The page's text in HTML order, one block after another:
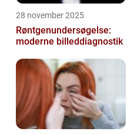
28 november 2025
Røntgenundersøgelse:
moderne billeddiagnostik